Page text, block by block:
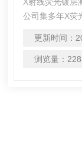
公司集多年X荧
行精准检测。
气、航空航天
更新时间：
浏览量：